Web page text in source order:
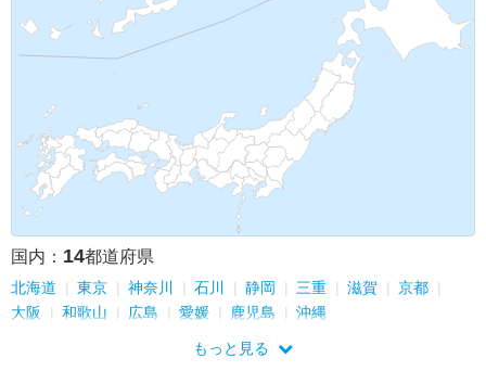
国内： 14都道府県
北海道 東京 神奈川 石川 静岡 三重 滋賀
京都
大阪
和歌山 広島 愛媛 鹿児島 沖縄
もっと見る